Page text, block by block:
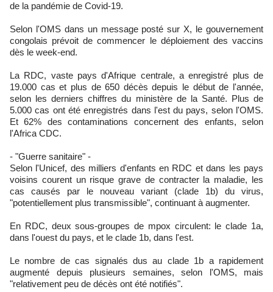
de la pandémie de Covid-19.
Selon l'OMS dans un message posté sur X, le gouvernement
congolais prévoit de commencer le déploiement des vaccins
dès le week-end.
La RDC, vaste pays d'Afrique centrale, a enregistré plus de
19.000 cas et plus de 650 décès depuis le début de l'année,
selon les derniers chiffres du ministère de la Santé. Plus de
5.000 cas ont été enregistrés dans l'est du pays, selon l'OMS.
Et 62% des contaminations concernent des enfants, selon
l'Africa CDC.
- "Guerre sanitaire" -
Selon l'Unicef, des milliers d'enfants en RDC et dans les pays
voisins courent un risque grave de contracter la maladie, les
cas causés par le nouveau variant (clade 1b) du virus,
"potentiellement plus transmissible", continuant à augmenter.
En RDC, deux sous-groupes de mpox circulent: le clade 1a,
dans l'ouest du pays, et le clade 1b, dans l'est.
Le nombre de cas signalés dus au clade 1b a rapidement
augmenté depuis plusieurs semaines, selon l'OMS, mais
"relativement peu de décès ont été notifiés".